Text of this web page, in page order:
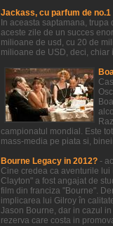
Jackass, cu parfum de no.1
In aceasta saptamana,
aceste zile de un succes
milioane de usd, cu 20 de
milioane de USD, deci, chiar
campionatul mondial. Este
mass-media pe piata si,
Bourne Legacy in 2012? -
Cine credea ca aventurile
Clayton" a fost angajat de
film din franciza "Bourne".
implicarea lui Gilroy în
Jason Bourne, dar in cazul
rezerva care costa in